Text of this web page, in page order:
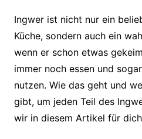
Ingwer ist nicht nur ein
Küche, sondern auch ein
wenn er schon etwas
immer noch essen und
nutzen. Wie das geht und
gibt, um jeden Teil des
wir in diesem Artikel für